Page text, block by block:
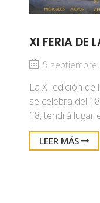
XI FERIA DE
9
La XI edición de
se celebra del
18, tendrá lugar
LEER MÁS